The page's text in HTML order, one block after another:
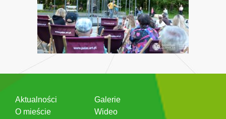
Aktualności
O mieście
Galerie
Wideo